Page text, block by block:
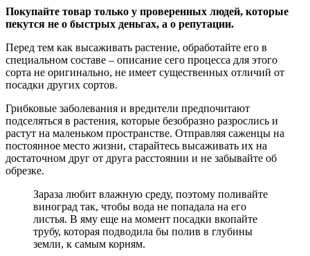
Покупайте товар только у проверенных людей, которые
пекутся не о быстрых деньгах, а о репутации.
Перед тем как высаживать растение, обработайте его в
специальном составе – описание сего процесса для этого
сорта не оригинально, не имеет существенных отличий от
посадки других сортов.
Грибковые заболевания и вредители предпочитают
подселяться в растения, которые безобразно разрослись и
растут на маленьком пространстве. Отправляя саженцы на
постоянное место жизни, старайтесь высаживать их на
достаточном друг от друга расстоянии и не забывайте об
обрезке.
Зараза любит влажную среду, поэтому поливайте
виноград так, чтобы вода не попадала на его
листья. В яму еще на момент посадки вкопайте
трубу, которая подводила бы полив в глубины
земли, к самым корням.